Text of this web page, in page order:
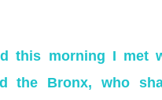
this morning I met
the Bronx, who